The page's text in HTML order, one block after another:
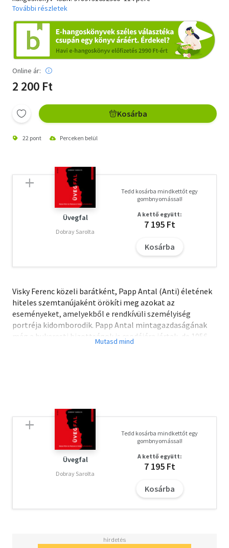
További részletek
Online ár:
2 200 Ft
Kosárba
22 pont Perceken belül
Üvegfal
Dobray Sarolta
Tedd kosárba mindkettőt egy
gombnyomással!
A kettő együtt:
7 195 Ft
Kosárba
Visky Ferenc közeli barátként, Papp Antal (Anti) életének
hiteles szemtanújaként örökíti meg azokat az
eseményeket, amelyekből e rendkívüli személyiség
portréja kidomborodik. Papp Antal mintagazdaságának
még a bukaresti bizottságok is csodájára jártak, de 1956-
köszönhető.
Üvegfal
Dobray Sarolta
Tedd kosárba mindkettőt egy
gombnyomással!
A kettő együtt:
7 195 Ft
Kosárba